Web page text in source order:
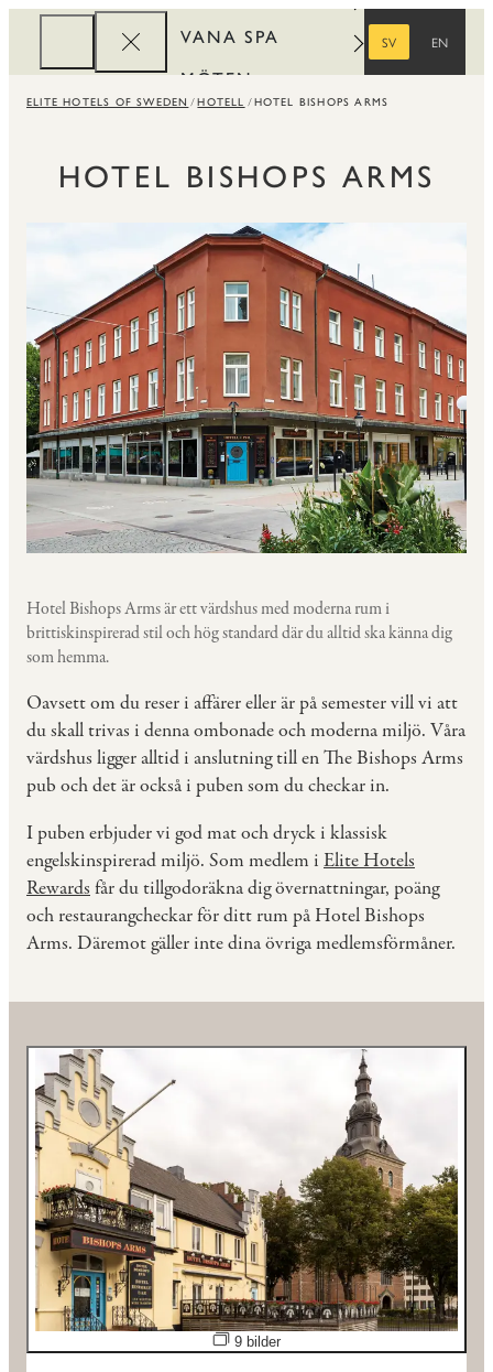
VANA SPA
MÖTEN
REWARDS
SV
EN
ELITE HOTELS OF SWEDEN HOTELL HOTEL BISHOPS ARMS
HOTEL BISHOPS ARMS
Hotel Bishops Arms är ett värdshus med moderna rum i
brittiskinspirerad stil och hög standard där du alltid ska känna dig
som hemma.
Oavsett om du reser i affärer eller är på semester vill vi att
du skall trivas i denna ombonade och moderna miljö. Våra
värdshus ligger alltid i anslutning till en The Bishops Arms
pub och det är också i puben som du checkar in.
I puben erbjuder vi god mat och dryck i klassisk
engelskinspirerad miljö. Som medlem i Elite Hotels
Rewardsfår du tillgodoräkna dig övernattningar, poäng
och restaurangcheckar för ditt rum på Hotel Bishops
Arms. Däremot gäller inte dina övriga medlemsförmåner.
Öppna bildspel
9 bilder